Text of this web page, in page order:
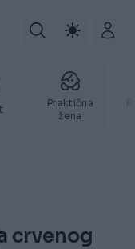
Praktična
žena
crvenog